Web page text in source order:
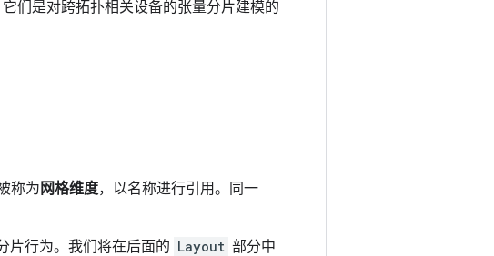
们是对跨拓扑相关设备的张量分片建模的
称为 网格维度，以名称进行引用。同一
片行为。我们将在后面的 Layout 部分中